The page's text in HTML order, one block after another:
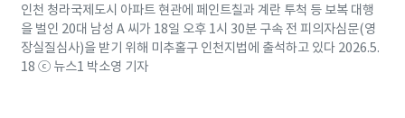
인천 청라국제도시 아파트 현관에 페인트칠과 계란 투척 등 보복 대행
을 벌인 20대 남성 A 씨가 18일 오후 1시 30분 구속 전 피의자심문(영
장실질심사)을 받기 위해 미추홀구 인천지법에 출석하고 있다 2026.5.
18 ⓒ 뉴스1 박소영 기자